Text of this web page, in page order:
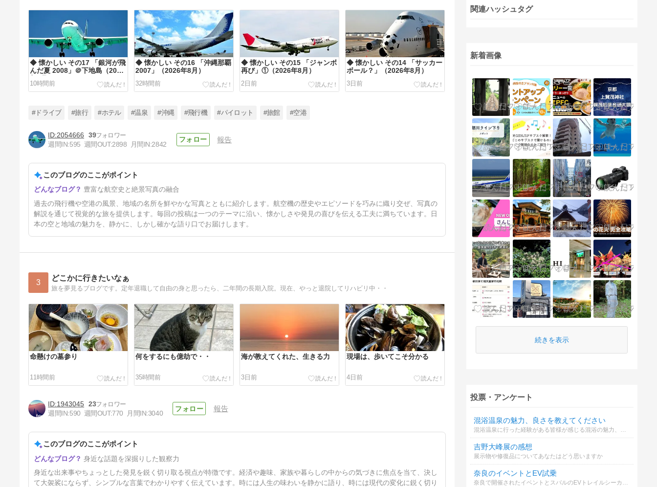
◆ 懐かしい その17 「銀河が飛
んだ夏 2008」＠下地島（2026
年7月）
10時間前
◆ 懐かしい その16 「沖縄那覇
2007」（2026年8月）
32時間前
◆ 懐かしい その15 「ジャンボ
再び」①（2026年8月）
2日前
◆ 懐かしい その14 「サッカー
ボール？」（2026年8月）
3日前
は？」（2026年8月）
4日前
#ドライブ #旅行 #ホテル #温泉 #沖縄 #飛行機 #パイロット #旅館 #空港
2054666
39
週間IN:595 週間OUT:2898 月間IN:2842
報告
このブログのここがポイント
豊富な航空史と絶景写真の融合
過去の飛行機や空港の風景、地域の名所を鮮やかな写真とともに紹介します。航空機の歴史やエピソードを巧みに織り交ぜ、写真の
解説を通じて視覚的な旅を提供します。毎回の投稿は一つのテーマに沿い、懐かしさや発見の喜びを伝える工夫に満ちています。日
本の空と地域の魅力を、静かに、しかし確かな語り口でお届けします。
3 どこかに行きたいなぁ
旅を夢見るブログです。定年退職して自由の身と思ったら、二年間の長期入院。現在、やっと退院してリハビリ中・・
命懸けの墓参り
11時間前
何をするにも億劫で・・
35時間前
海が教えてくれた、生きる力
3日前
現場は、歩いてこそ分かる
4日前
汗をかかない夏の落とし穴
5日前
1943045 23
週間IN:590 週間OUT:770 月間IN:3040
報告
このブログのここがポイント
身近な話題を深掘りした観察力
身近な出来事やちょっとした発見を鋭く切り取る視点が特徴です。経済や趣味、家族や暮らしの中からの気づきに焦点を当て、決し
て大袈裟にならず、シンプルな言葉でわかりやすく伝えています。時には人生の味わいを静かに語り、時には現代の変化に鋭く切り
関連ハッシュタグ
新着画像
続きを表示
投票・アンケート
混浴温泉の魅力、良さを教えてください
吉野大峰展の感想
展示物や修復品についてあなたはどう思いますか
奈良のイベントとEV試乗
奈良で開催されたイベントとスバルのEVトレイルシーカーの感想について